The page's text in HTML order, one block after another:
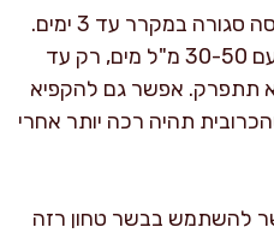
שומרים בקופסה סגורה במקרר עד 3 ימים.
מחממים בסיר על אש נמוכה עם 30-50 מ"ל מים, רק עד
תתפרק. אפשר גם להקפיא
תהיה רכה יותר אחרי
להשתמש בבשר טחון רזה